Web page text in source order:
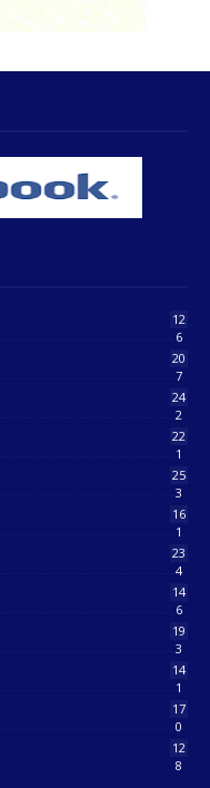
12
6
20
7
24
2
22
1
25
3
16
1
23
4
14
6
19
3
14
1
17
0
12
8